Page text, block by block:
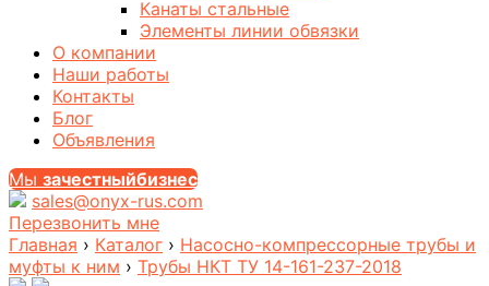
Канаты стальные
Элементы линии обвязки
О компании
Наши работы
Контакты
Блог
Объявления
Мы зачестныйбизнес
sales@onyx-rus.com
Перезвонить мне
Главная › Каталог › Насосно-компрессорные трубы и
муфты к ним › Трубы НКТ ТУ 14-161-237-2018